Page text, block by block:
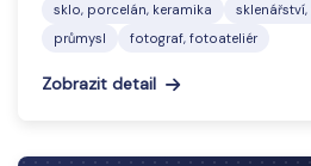
sklo, porcelán, keramika
průmysl
fotograf, fotoateliér
Zobrazit detail